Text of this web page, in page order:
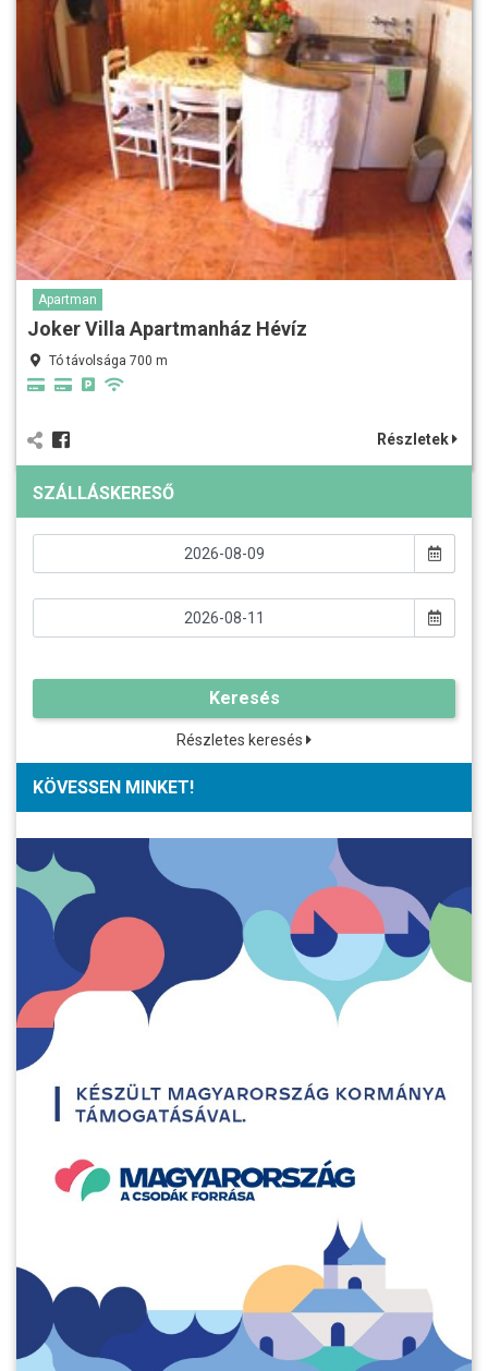
Apartman
Joker Villa Apartmanház Hévíz
Tó távolsága 700 m
Részletek
SZÁLLÁSKERESŐ
Keresés
Részletes keresés
KÖVESSEN MINKET!